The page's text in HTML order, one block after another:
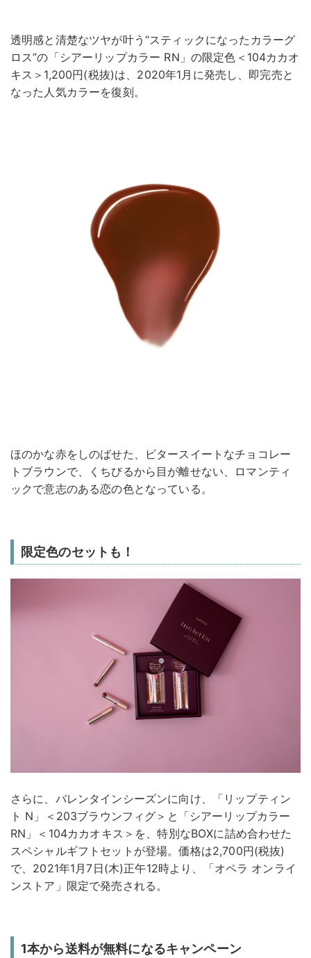
透明感と清楚なツヤが叶う“スティックになったカラーグ
ロス”の「シアーリップカラー RN」の限定色＜104カカオ
キス＞1,200円(税抜)は、2020年1月に発売し、即完売と
なった人気カラーを復刻。
ほのかな赤をしのばせた、ビタースイートなチョコレー
トブラウンで、くちびるから目が離せない、ロマンティ
ックで意志のある恋の色となっている。
限定色のセットも！
さらに、バレンタインシーズンに向け、「リップティン
ト N」＜203ブラウンフィグ＞と「シアーリップカラー
RN」＜104カカオキス＞を、特別なBOXに詰め合わせた
スペシャルギフトセットが登場。価格は2,700円(税抜)
で、2021年1月7日(木)正午12時より、「オペラ オンライ
ンストア」限定で発売される。
1本から送料が無料になるキャンペーン